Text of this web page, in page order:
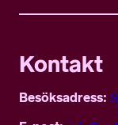
Kontakt
Besöksadress: